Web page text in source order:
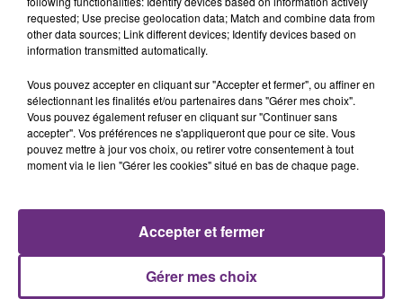
requested; Use precise geolocation data; Match and combine data from
other data sources; Link different devices; Identify devices based on
information transmitted automatically.
Vous pouvez accepter en cliquant sur "Accepter et fermer", ou affiner en
sélectionnant les finalités et/ou partenaires dans "Gérer mes choix".
Vous pouvez également refuser en cliquant sur "Continuer sans
accepter". Vos préférences ne s'appliqueront que pour ce site. Vous
pouvez mettre à jour vos choix, ou retirer votre consentement à tout
moment via le lien "Gérer les cookies" situé en bas de chaque page.
Gérer mes choix
Accepter et fermer